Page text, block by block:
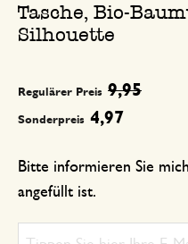
Tasche, Bio-
Silhouette
Sonderpreis 4,97
Regulärer Preis 9,95
Bitte informieren Sie
angefüllt ist.